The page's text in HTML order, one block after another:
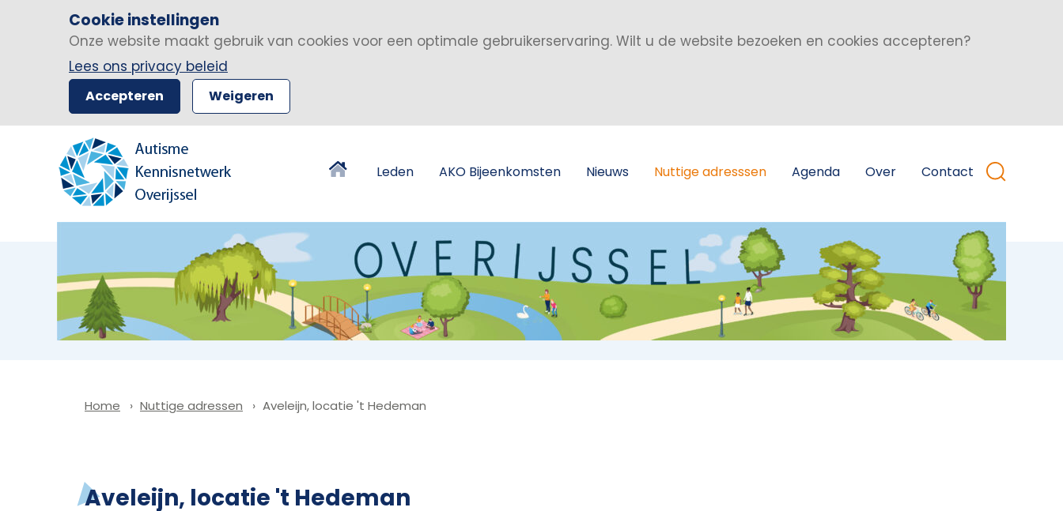
Cookie instellingen
Onze website maakt gebruik van cookies voor een optimale gebruikerservaring. Wilt u de website bezoeken en cookies accepteren?
Lees ons privacy beleid
Accepteren Weigeren
Leden AKO Bijeenkomsten Nieuws Nuttige adresssen Agenda Over Contact
Home Nuttige adressen Aveleijn, locatie 't Hedeman
Aveleijn, locatie 't Hedeman